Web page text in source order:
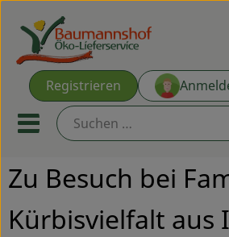
Registrieren
Mobiles Menu
Ökokisten
Kochkisten
Zu Besuch bei
Kürbisvielfalt aus